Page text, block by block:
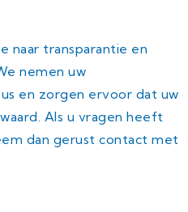
naar transparantie en
nemen uw
en zorgen ervoor dat uw
Als u vragen heeft
dan gerust contact met